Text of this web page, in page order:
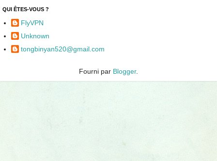
QUI ÊTES-VOUS ?
FlyVPN
Unknown
tongbinyan520@gmail.com
Fourni par Blogger.